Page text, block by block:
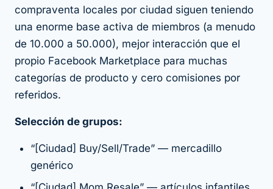
compraventa locales por ciudad siguen teniendo
una enorme base activa de miembros (a menudo
de 10.000 a 50.000), mejor interacción que el
propio Facebook Marketplace para muchas
categorías de producto y cero comisiones por
referidos.
Selección de grupos:
“[Ciudad] Buy/Sell/Trade” — mercadillo
genérico